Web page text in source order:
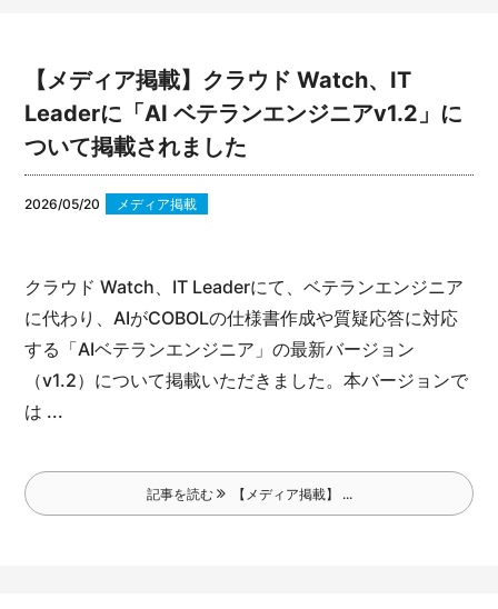
【メディア掲載】クラウド Watch、IT
Leaderに「AI ベテランエンジニアv1.2」に
ついて掲載されました
2026/05/20 メディア掲載
クラウド Watch、IT Leaderにて、ベテランエンジニア
に代わり、AIがCOBOLの仕様書作成や質疑応答に対応
する「AIベテランエンジニア」の最新バージョン
（v1.2）について掲載いただきました。本バージョンで
は ...
記事を読む 【メディア掲載】 ...